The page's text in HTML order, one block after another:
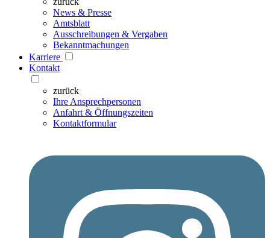
News & Presse
Amtsblatt
Ausschreibungen & Vergaben
Bekanntmachungen
Karriere
Kontakt
zurück
Ihre Ansprechpersonen
Anfahrt & Öffnungszeiten
Kontaktformular